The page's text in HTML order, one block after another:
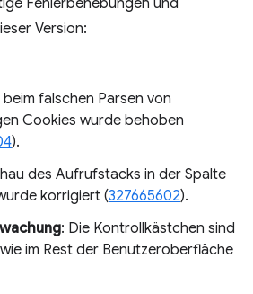
Fehlerbehebungen und
Version:
beim falschen Parsen von
Cookies wurde behoben
).
des Aufrufstacks in der Spalte
korrigiert (327665602).
: Die Kontrollkästchen sind
im Rest der Benutzeroberfläche